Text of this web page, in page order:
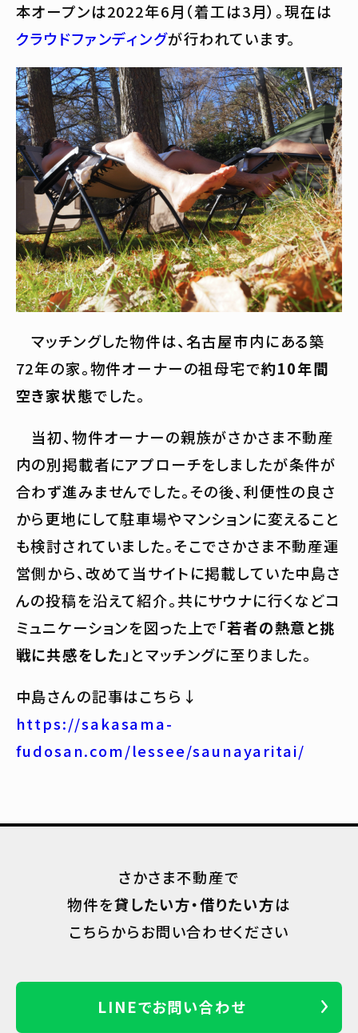
本オープンは2022年6月（着工は3月）。現在は
クラウドファンディングが行われています。
マッチングした物件は、名古屋市内にある築
72年の家。物件オーナーの祖母宅で約10年間
空き家状態でした。
当初、物件オーナーの親族がさかさま不動産
内の別掲載者にアプローチをしましたが条件が
合わず進みませんでした。その後、利便性の良さ
から更地にして駐車場やマンションに変えること
も検討されていました。そこでさかさま不動産運
営側から、改めて当サイトに掲載していた中島さ
んの投稿を沿えて紹介。共にサウナに行くなどコ
ミュニケーションを図った上で「若者の熱意と挑
戦に共感をした 」とマッチングに至りました。
中島さんの記事はこちら↓
https://sakasama-
fudosan.com/lessee/saunayaritai/
さかさま不動産で
物件を貸したい方・借りたい方は
こちらからお問い合わせください
LINEでお問い合わせ